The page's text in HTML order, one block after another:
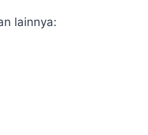
lainnya: